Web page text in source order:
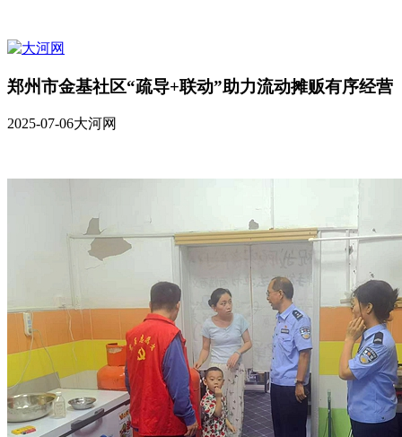
郑州市金基社区“疏导+联动”助力流动摊贩有序经营
2025-07-06大河网